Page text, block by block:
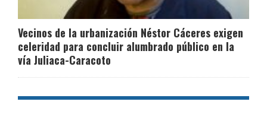
Vecinos de la urbanización Néstor Cáceres exigen
celeridad para concluir alumbrado público en la
vía Juliaca-Caracoto